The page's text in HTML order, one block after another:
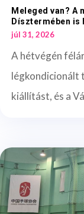
Meleged van? A
Dísztermében is
júl 31, 2026
A hétvégén
légkondicionált
kiállítást, és a